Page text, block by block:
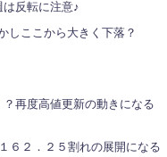
反転に注意♪
しここから大きく下落？
再度高値更新の動きになる
６２．２５割れの展開になる